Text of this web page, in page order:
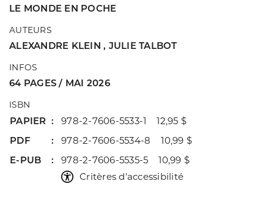
LE MONDE EN POCHE
AUTEURS
ALEXANDRE KLEIN , JULIE TALBOT
INFOS
64 PAGES / MAI 2026
ISBN
PAPIER
978-2-7606-5533-1 12,95 $
PDF
978-2-7606-5534-8 10,99 $
E-PUB
978-2-7606-5535-5 10,99 $
Critères d'accessibilité